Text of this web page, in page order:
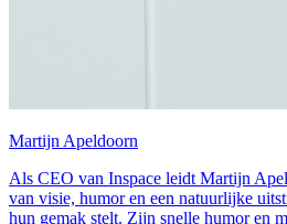
Martijn Apeldoorn
Als CEO van Inspace leidt Martijn
van visie, humor en een natuurlijke
hun gemak stelt. Zijn snelle humor en